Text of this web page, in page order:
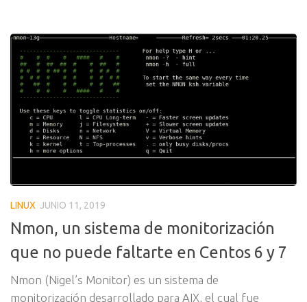
LINUX JUNIO 11, 2019
Nmon, un sistema de monitorización
que no puede faltarte en Centos 6 y 7
Nmon (Nigel’s Monitor) es un sistema de
monitorización desarrollado para AIX, el cual fue